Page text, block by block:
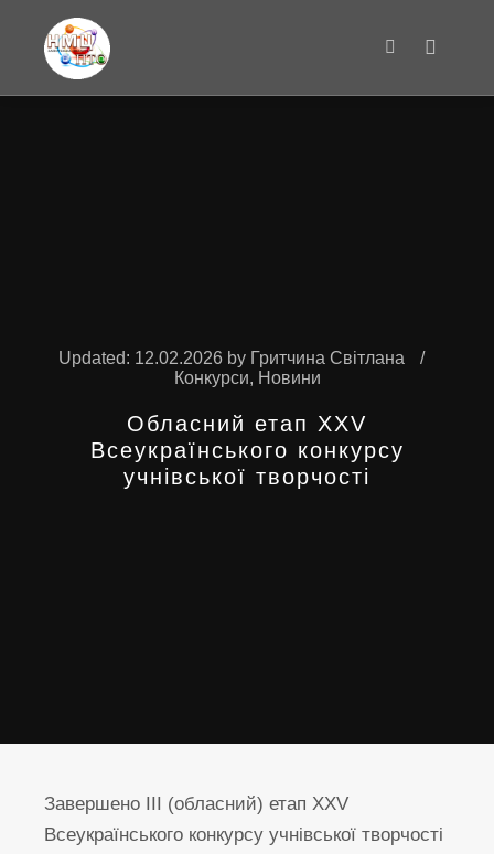
Updated: 12.02.2026 by Гритчина Світлана
Конкурси, Новини
Обласний етап ХХV
Всеукраїнського конкурсу
учнівської творчості
Завершено ІІІ (обласний) етап ХХV
Всеукраїнського конкурсу учнівської творчості